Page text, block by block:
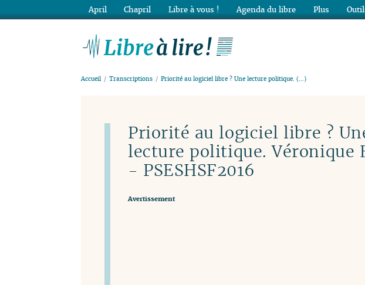
Accueil Transcriptions Priorité au logiciel libre ? Une lecture politique. (…)
Priorité au logiciel libre ?
lecture politique. Véronique
- PSESHSF2016
Avertissement
April Chapril Libre à vous ! Agenda du libre Plus